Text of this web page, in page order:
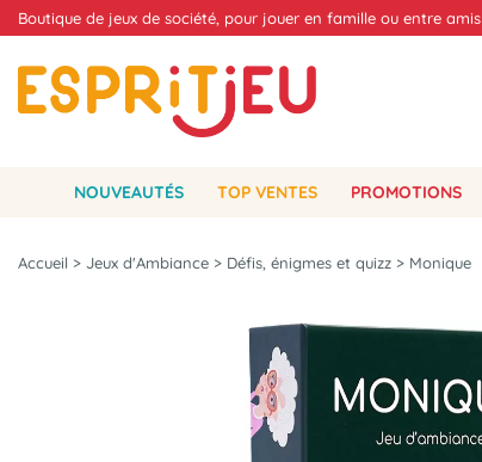
Boutique de jeux de société, pour jouer en famille ou entre amis
NOUVEAUTÉS TOP VENTES PROMOTIONS
Accueil > Jeux d'Ambiance > Défis, énigmes et quizz > Monique